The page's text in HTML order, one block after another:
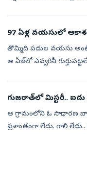
97 ఏళ్ల వయసులో
తొమ్మిది పదుల వయసు
ఆ ఏజ్‌లో ఎవ్వరినీ
గుజరాత్‌లో మిస్టరీ..
ఆ గ్రామంలోని ఓ సాధారణ
ప్రశాంతంగా లేదు. గాలి